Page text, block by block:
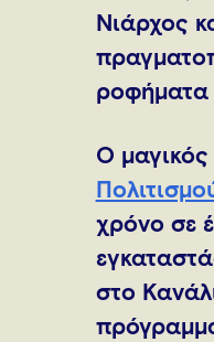
Νιάρχος
ροφήματα
Ο
χρόνο σε
στο